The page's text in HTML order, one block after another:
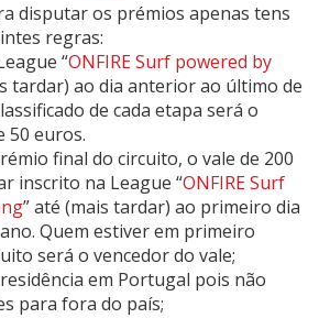
disputar os prémios apenas tens
regras:
“ONFIRE Surf powered by
tardar) ao dia anterior ao último de
de cada etapa será o
50 euros.
final do circuito, o vale de 200
inscrito na League “ONFIRE Surf
” até (mais tardar) ao primeiro dia
Quem estiver em primeiro
será o vencedor do vale;
em Portugal pois não
para fora do país;